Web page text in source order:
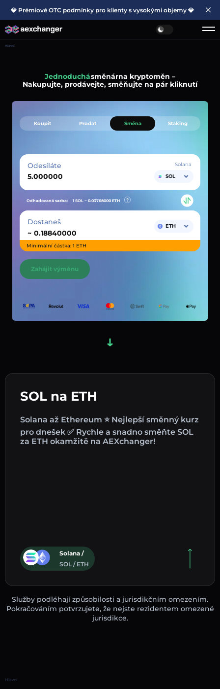
💎 Prémiové OTC podmínky pro klienty s vysokými objemy 💎
Hlavní
Jednoduchásměnárna kryptoměn –
Nakupujte, prodávejte, směňujte na pár kliknutí
SOL na ETH
Solana až Ethereum ⭐ Nejlepší směnný kurz
pro dnešek ✅ Rychle a snadno směňte SOL
za ETH okamžitě na AEXchanger!
Solana /
SOL / ETH
Koupit Prodat Směna Staking
Odesíláte
Solana
SOL
Odhadovaná sazba: 1 SOL ~ 0.03768000 ETH
Dostaneš
~
ETH
Minimální částka: 1 ETH
Zahájit výměnu
Služby podléhají způsobilosti a jurisdikčním omezením.
Pokračováním potvrzujete, že nejste rezidentem omezené
jurisdikce.
Hlavní